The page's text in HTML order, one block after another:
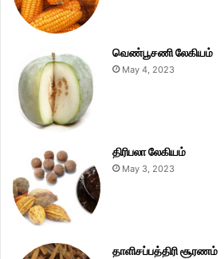
வெண்பூசணி லேகியம்
May 4, 2023
திரிபலா லேகியம்
May 3, 2023
தாளிசப்பத்திரி சூரணம்